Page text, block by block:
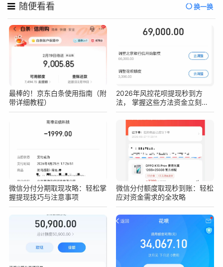
随便看看 换一换
最棒的！京东白条使用指南（附
带详细教程）
2026年风控花呗提现秒到方
法， 掌握这些方法资金立刻到
手
微信分付分期取现攻略：轻松掌
握提现技巧与注意事项
微信分付额度取现秒到账：轻松
应对资金需求的全攻略